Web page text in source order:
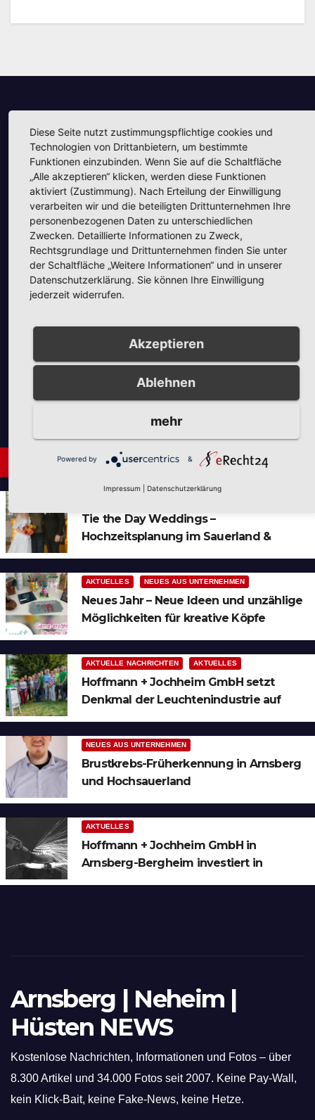
Unsere Partner
Neues aus Unternehmen
Tie the Day Weddings –
Hochzeitsplanung im Sauerland &
AKTUELLES NEUES AUS UNTERNEHMEN
Neues Jahr – Neue Ideen und unzählige
Möglichkeiten für kreative Köpfe
AKTUELLE NACHRICHTEN AKTUELLES
Hoffmann + Jochheim GmbH setzt
Denkmal der Leuchtenindustrie auf
NEUES AUS UNTERNEHMEN
Brustkrebs-Früherkennung in Arnsberg
und Hochsauerland
AKTUELLES
Hoffmann + Jochheim GmbH in
Arnsberg-Bergheim investiert in
Arnsberg | Neheim |
Hüsten NEWS
Kostenlose Nachrichten, Informationen und Fotos – über
8.300 Artikel und 34.000 Fotos seit 2007. Keine Pay-Wall,
kein Klick-Bait, keine Fake-News, keine Hetze.
Diese Seite nutzt zustimmungspflichtige cookies und
Technologien von Drittanbietern, um bestimmte
Funktionen einzubinden. Wenn Sie auf die Schaltfläche
„Alle akzeptieren“ klicken, werden diese Funktionen
aktiviert (Zustimmung). Nach Erteilung der Einwilligung
verarbeiten wir und die beteiligten Drittunternehmen Ihre
personenbezogenen Daten zu unterschiedlichen
Zwecken. Detaillierte Informationen zu Zweck,
Rechtsgrundlage und Drittunternehmen finden Sie unter
der Schaltfläche „Weitere Informationen“ und in unserer
Datenschutzerklärung. Sie können Ihre Einwilligung
jederzeit widerrufen.
Akzeptieren
Ablehnen
mehr
Powered by &
Impressum Datenschutzerklärung